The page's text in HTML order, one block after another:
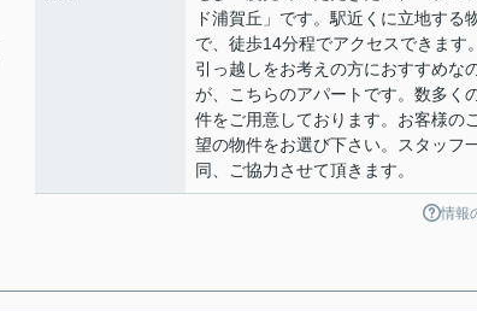
ド浦賀丘」です。駅近くに立地する
で、徒歩14分程でアクセスできます
引っ越しをお考えの方におすすめな
が、こちらのアパートです。数多く
件をご用意しております。お客様の
望の物件をお選び下さい。スタッフ
同、ご協力させて頂きます。
情報